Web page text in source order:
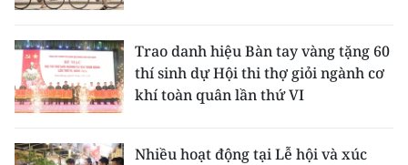
ESPAÑOL
Trao danh hiệu Bàn tay vàng tặng 60
thí sinh dự Hội thi thợ giỏi ngành cơ
khí toàn quân lần thứ VI
Nhiều hoạt động tại Lễ hội và xúc